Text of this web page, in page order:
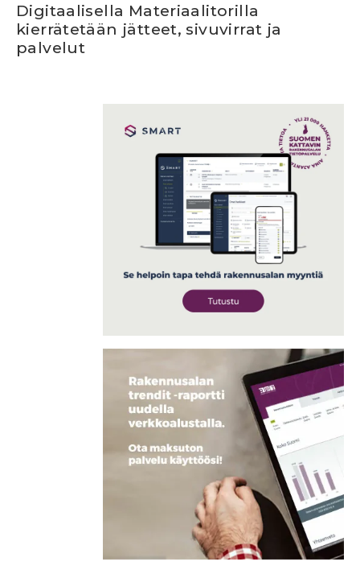
Digitaalisella Materiaalitorilla
kierrätetään jätteet, sivuvirrat ja
palvelut